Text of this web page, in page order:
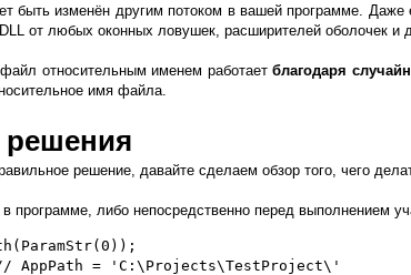
быть изменён другим потоком в вашей программе.
от любых оконных ловушек, расширителей оболочек и
относительным именем работаетблагодаря
имя файла.
решение, давайте сделаем обзор того, чего
программе, либо непосредственно перед выполнением
AppPath = 'C:\Projects\TestProject\'